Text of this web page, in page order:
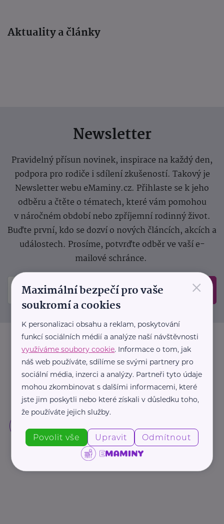
Aktuality a články
Newsletter
Pravidelný přísun novinek, inspirace na každý den,
podpora pro rodiče i sdílení zkušeností. Takový je
Newsletter webu eMaminy.cz. Přihlaste se k jeho
odběru a čtěte o tématech, které vám pomohou
v náročném období nebo zpříjemní rodinný život.
Buďte první, kdo se dozví o nových článcích, akcích a
událostech. Prosíme, potvrďte odběr ve vaší e-
mailové schránce.
Odeslat
×
Maximální bezpečí pro vaše
soukromí a cookies
K personalizaci obsahu a reklam, poskytování
funkcí sociálních médií a analýze naší návštěvnosti
využíváme soubory cookie. Informace o tom, jak
náš web používáte, sdílíme se svými partnery pro
sociální média, inzerci a analýzy. Partneři tyto údaje
mohou zkombinovat s dalšími informacemi, které
jste jim poskytli nebo které získali v důsledku toho,
že používáte jejich služby.
Povolit vše Upravit Odmítnout